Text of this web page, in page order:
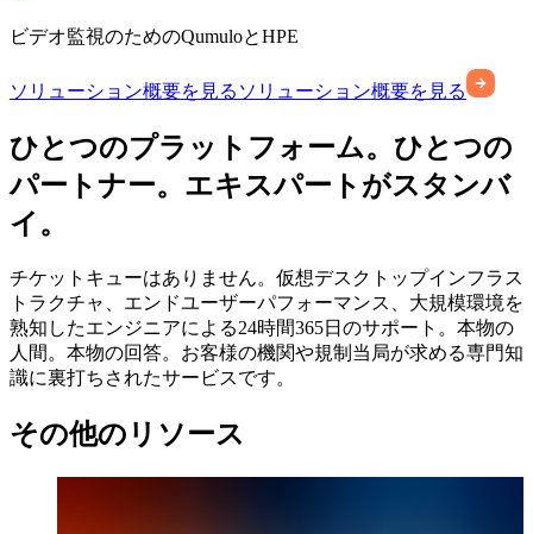
ビデオ監視のためのQumuloとHPE
ソリューション概要を見る ソリューション概要を見る
ひとつのプラットフォーム。ひとつの
パートナー。エキスパートがスタンバ
イ。
チケットキューはありません。仮想デスクトップインフラス
トラクチャ、エンドユーザーパフォーマンス、大規模環境を
熟知したエンジニアによる24時間365日のサポート。本物の
人間。本物の回答。お客様の機関や規制当局が求める専門知
識に裏打ちされたサービスです。
その他のリソース